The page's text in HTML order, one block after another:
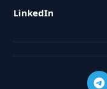
LinkedIn